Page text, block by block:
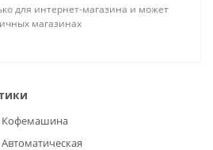
для интернет-магазина и может
магазинах
Кофемашина
Автоматическая